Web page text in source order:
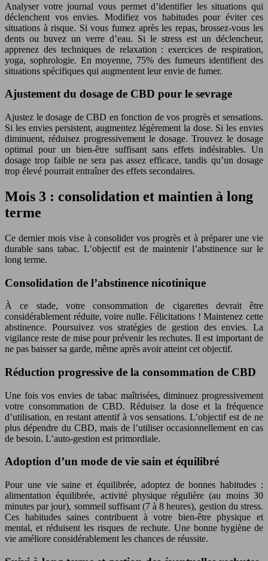
Analyser votre journal vous permet d’identifier les situations qui
déclenchent vos envies. Modifiez vos habitudes pour éviter ces
situations à risque. Si vous fumez après les repas, brossez-vous les
dents ou buvez un verre d’eau. Si le stress est un déclencheur,
apprenez des techniques de relaxation : exercices de respiration,
yoga, sophrologie. En moyenne, 75% des fumeurs identifient des
situations spécifiques qui augmentent leur envie de fumer.
Ajustement du dosage de CBD pour le sevrage
Ajustez le dosage de CBD en fonction de vos progrès et sensations.
Si les envies persistent, augmentez légèrement la dose. Si les envies
diminuent, réduisez progressivement le dosage. Trouvez le dosage
optimal pour un bien-être suffisant sans effets indésirables. Un
dosage trop faible ne sera pas assez efficace, tandis qu’un dosage
trop élevé pourrait entraîner des effets secondaires.
Mois 3 : consolidation et maintien à long
terme
Ce dernier mois vise à consolider vos progrès et à préparer une vie
durable sans tabac. L’objectif est de maintenir l’abstinence sur le
long terme.
Consolidation de l’abstinence nicotinique
À ce stade, votre consommation de cigarettes devrait être
considérablement réduite, voire nulle. Félicitations ! Maintenez cette
abstinence. Poursuivez vos stratégies de gestion des envies. La
vigilance reste de mise pour prévenir les rechutes. Il est important de
ne pas baisser sa garde, même après avoir atteint cet objectif.
Réduction progressive de la consommation de CBD
Une fois vos envies de tabac maîtrisées, diminuez progressivement
votre consommation de CBD. Réduisez la dose et la fréquence
d’utilisation, en restant attentif à vos sensations. L’objectif est de ne
plus dépendre du CBD, mais de l’utiliser occasionnellement en cas
de besoin. L’auto-gestion est primordiale.
Adoption d’un mode de vie sain et équilibré
Pour une vie saine et équilibrée, adoptez de bonnes habitudes :
alimentation équilibrée, activité physique régulière (au moins 30
minutes par jour), sommeil suffisant (7 à 8 heures), gestion du stress.
Ces habitudes saines contribuent à votre bien-être physique et
mental, et réduisent les risques de rechute. Une bonne hygiène de
vie améliore considérablement les chances de réussite.